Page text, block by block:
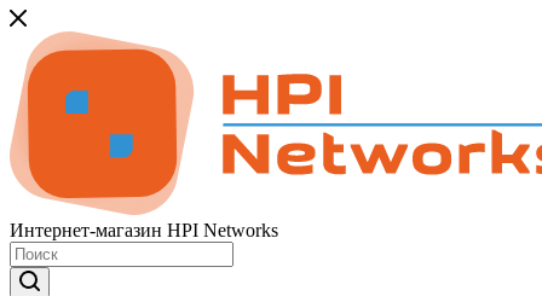
Интернет-магазин HPI Networks